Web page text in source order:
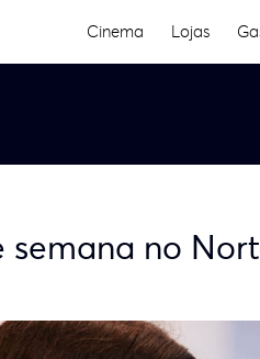
Cinema Lojas
semana no